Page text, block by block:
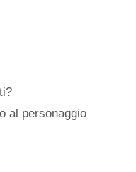
al personaggio